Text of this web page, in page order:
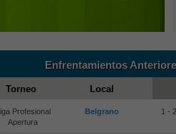
Enfrentamientos
Torneo Local
Profesional
Apertura
Belgrano 1 - 2